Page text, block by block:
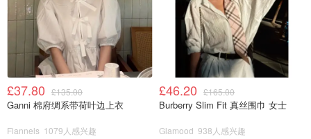
£37.80 £135.00
Ganni 棉府绸系带荷叶边上衣
Flannels 1079人感兴趣
£46.20 £165.00
Burberry Slim Fit 真丝围巾 女士
Glamood 938人感兴趣